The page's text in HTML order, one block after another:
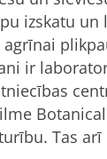
izskatu
ir
Tas